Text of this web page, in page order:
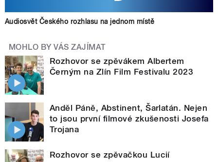
Audiosvět Českého rozhlasu na jednom místě
MOHLO BY VÁS ZAJÍMAT
Rozhovor se zpěvákem Albertem
Černým na Zlín Film Festivalu 2023
Anděl Páně, Abstinent, Šarlatán. Nejen
to jsou první filmové zkušenosti Josefa
Trojana
Rozhovor se zpěvačkou Lucií